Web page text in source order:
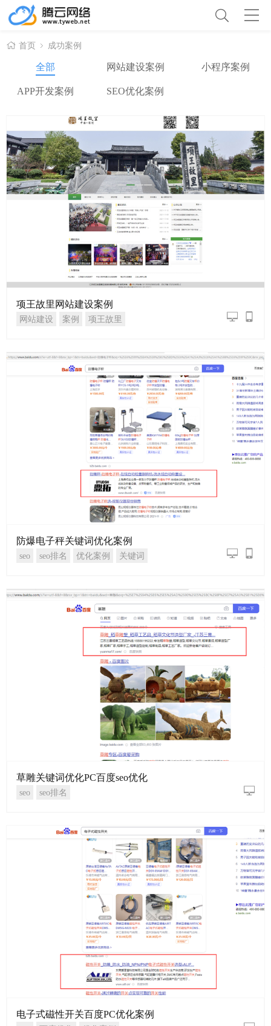
首页 成功案例
全部 网站建设案例 小程序案例
APP开发案例 SEO优化案例
项王故里网站建设案例
网站建设 案例 项王故里
防爆电子秤关键词优化案例
seo seo排名 优化案例 关键词
草雕关键词优化PC百度seo优化
seo seo排名
电子式磁性开关百度PC优化案例